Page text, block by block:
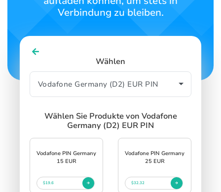
Verbindung zu bleiben.
Wählen
Wählen Sie Produkte von Vodafone
Germany (D2) EUR PIN
Vodafone PIN Germany
15 EUR
$19.6
Vodafone PIN Germany
25 EUR
$32.32